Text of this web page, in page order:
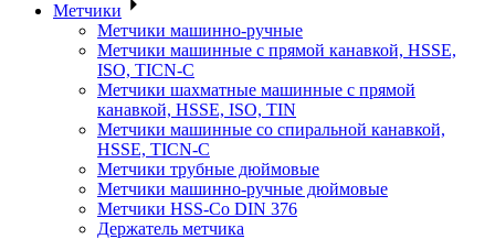
Метчики
Метчики машинно-ручные
Метчики машинные с прямой канавкой, HSSE,
ISO, TICN-C
Метчики шахматные машинные с прямой
канавкой, HSSE, ISO, TIN
Метчики машинные со спиральной канавкой,
HSSE, TICN-C
Метчики трубные дюймовые
Метчики машинно-ручные дюймовые
Метчики HSS-Co DIN 376
Держатель метчика